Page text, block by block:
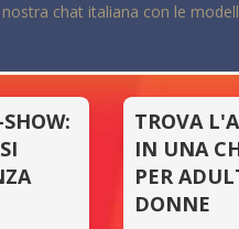
chat italiana con le
TROVA
IN UNA
PER
DONNE